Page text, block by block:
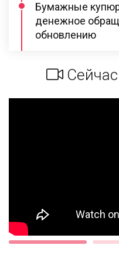
Бумажные
денежное
обновлению